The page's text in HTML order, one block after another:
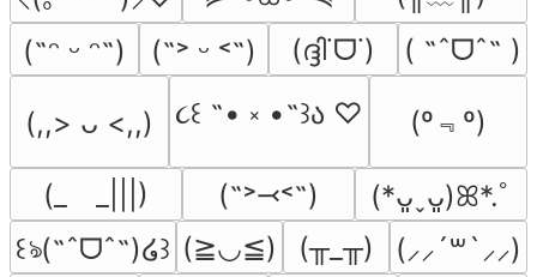
(˶ᵔ ᵕ ᵔ˶)
(˶˃ ᵕ ˂˶) (ദ്ദി˙ᗜ˙) ( ˶ˆᗜˆ˵ )
(,,> ᴗ <,,) ૮꒰ ˶• ༝ •˶꒱ა ♡ (º﹃º)
(_　_|||) (˶˃⤙˂˶)
(*ᴗ͈ˬᴗ͈)ꕤ*.ﾟ
꒰ঌ(˶ˆᗜˆ˵)໒꒱ (≧◡≦) (╥_╥)
(⸝⸝´꒳`⸝⸝)